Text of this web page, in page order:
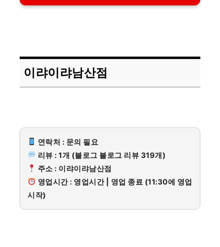
이랴이랴남산점
연락처 : 문의 필요
리뷰 : 1개 (블로그 블로그 리뷰 319개)
주소 : 이랴이랴남산점
영업시간 : 영업시간 | 영업 종료 (11:30에 영업
시작)